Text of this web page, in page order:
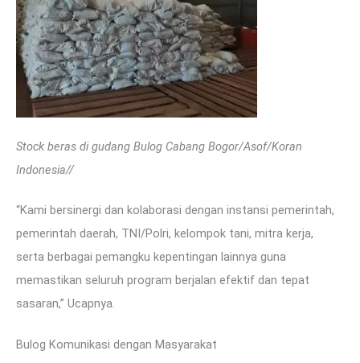
Stock beras di gudang Bulog Cabang Bogor/Asof/Koran
Indonesia//
“Kami bersinergi dan kolaborasi dengan instansi pemerintah,
pemerintah daerah, TNI/Polri, kelompok tani, mitra kerja,
serta berbagai pemangku kepentingan lainnya guna
memastikan seluruh program berjalan efektif dan tepat
sasaran,” Ucapnya.
Bulog Komunikasi dengan Masyarakat